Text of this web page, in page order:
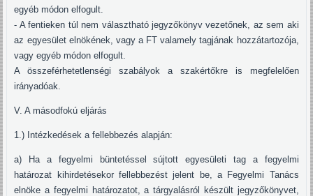
egyéb módon elfogult.
- A fentieken túl nem választható jegyzőkönyv vezetőnek, az sem aki
az egyesület elnökének, vagy a FT valamely tagjának hozzátartozója,
vagy egyéb módon elfogult.
A összeférhetetlenségi szabályok a szakértőkre is megfelelően
irányadóak.
V. A másodfokú eljárás
1.) Intézkedések a fellebbezés alapján:
a) Ha a fegyelmi büntetéssel sújtott egyesületi tag a fegyelmi
határozat kihirdetésekor fellebbezést jelent be, a Fegyelmi Tanács
elnöke a fegyelmi határozatot, a tárgyalásról készült jegyzőkönyvet,